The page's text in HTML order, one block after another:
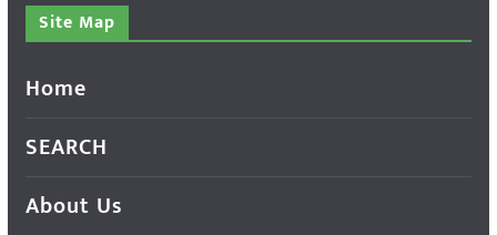
Site Map
Home
SEARCH
About Us